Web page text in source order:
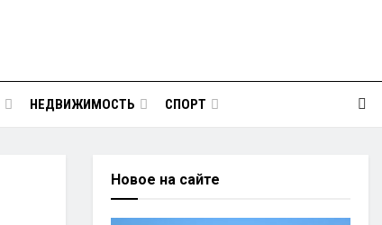
НЕДВИЖИМОСТЬ СПОРТ
Новое на сайте